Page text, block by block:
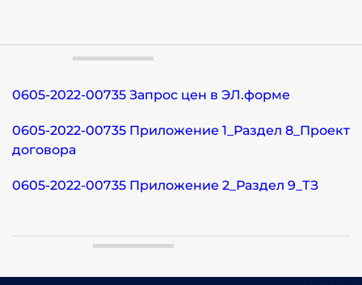
0605-2022-00735 Запрос цен в ЭЛ.форме
0605-2022-00735 Приложение 1_Раздел 8_Проект
договора
0605-2022-00735 Приложение 2_Раздел 9_ТЗ